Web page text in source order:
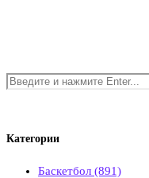
Категории
Баскетбол (891)